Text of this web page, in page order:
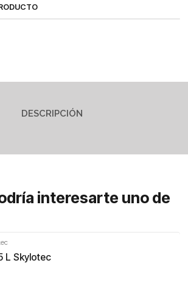
DESCRIPCIÓN
interesarte uno de
L Skylotec